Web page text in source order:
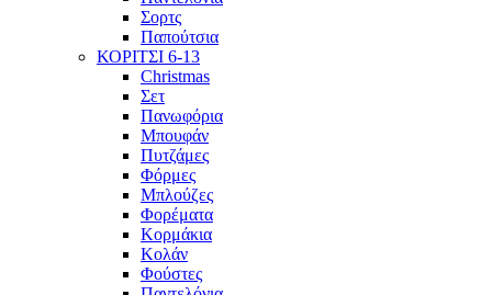
Σορτς
Παπούτσια
ΚΟΡΙΤΣΙ 6-13
Christmas
Σετ
Πανωφόρια
Μπουφάν
Πυτζάμες
Φόρμες
Μπλούζες
Φορέματα
Κορμάκια
Κολάν
Φούστες